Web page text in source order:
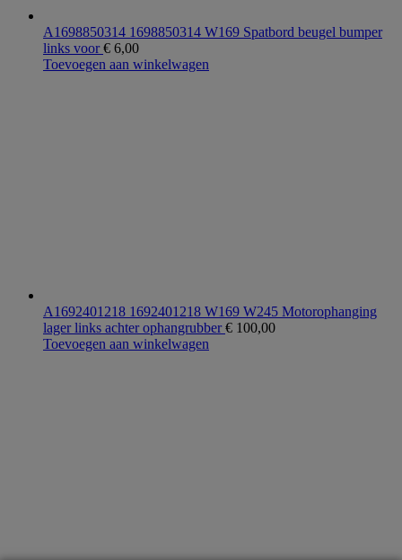
A1698850314 1698850314 W169 Spatbord beugel bumper
links voor€ 6,00
Toevoegen aan winkelwagen
A1692401218 1692401218 W169 W245 Motorophanging
lager links achter ophangrubber€ 100,00
Toevoegen aan winkelwagen